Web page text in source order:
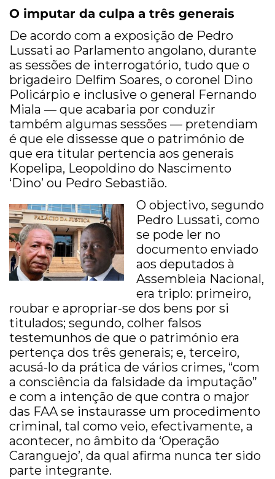
O imputar da culpa a três generais
De acordo com a exposição de Pedro
Lussati ao Parlamento angolano, durante
as sessões de interrogatório, tudo que o
brigadeiro Delfim Soares, o coronel Dino
Policárpio e inclusive o general Fernando
Miala — que acabaria por conduzir
também algumas sessões — pretendiam
é que ele dissesse que o património de
que era titular pertencia aos generais
Kopelipa, Leopoldino do Nascimento
‘Dino’ ou Pedro Sebastião.
O objectivo, segundo
Pedro Lussati, como
se pode ler no
documento enviado
aos deputados à
Assembleia Nacional,
era triplo: primeiro,
roubar e apropriar-se dos bens por si
titulados; segundo, colher falsos
testemunhos de que o património era
pertença dos três generais; e, terceiro,
acusá-lo da prática de vários crimes, “com
a consciência da falsidade da imputação”
e com a intenção de que contra o major
das FAA se instaurasse um procedimento
criminal, tal como veio, efectivamente, a
acontecer, no âmbito da ‘Operação
Caranguejo’, da qual afirma nunca ter sido
parte integrante.